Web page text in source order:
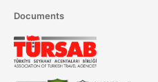
Documents